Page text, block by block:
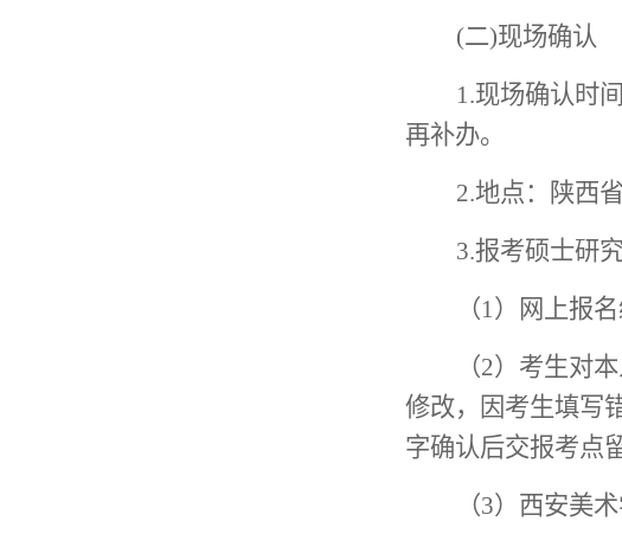
(二)现场确认
1.现场确认时
再补办。
2.地点：陕西
3.报考硕士研
（1）网上报
（2）考生对
修改，因考生填写
字确认 后交报考点
（3） 西安美